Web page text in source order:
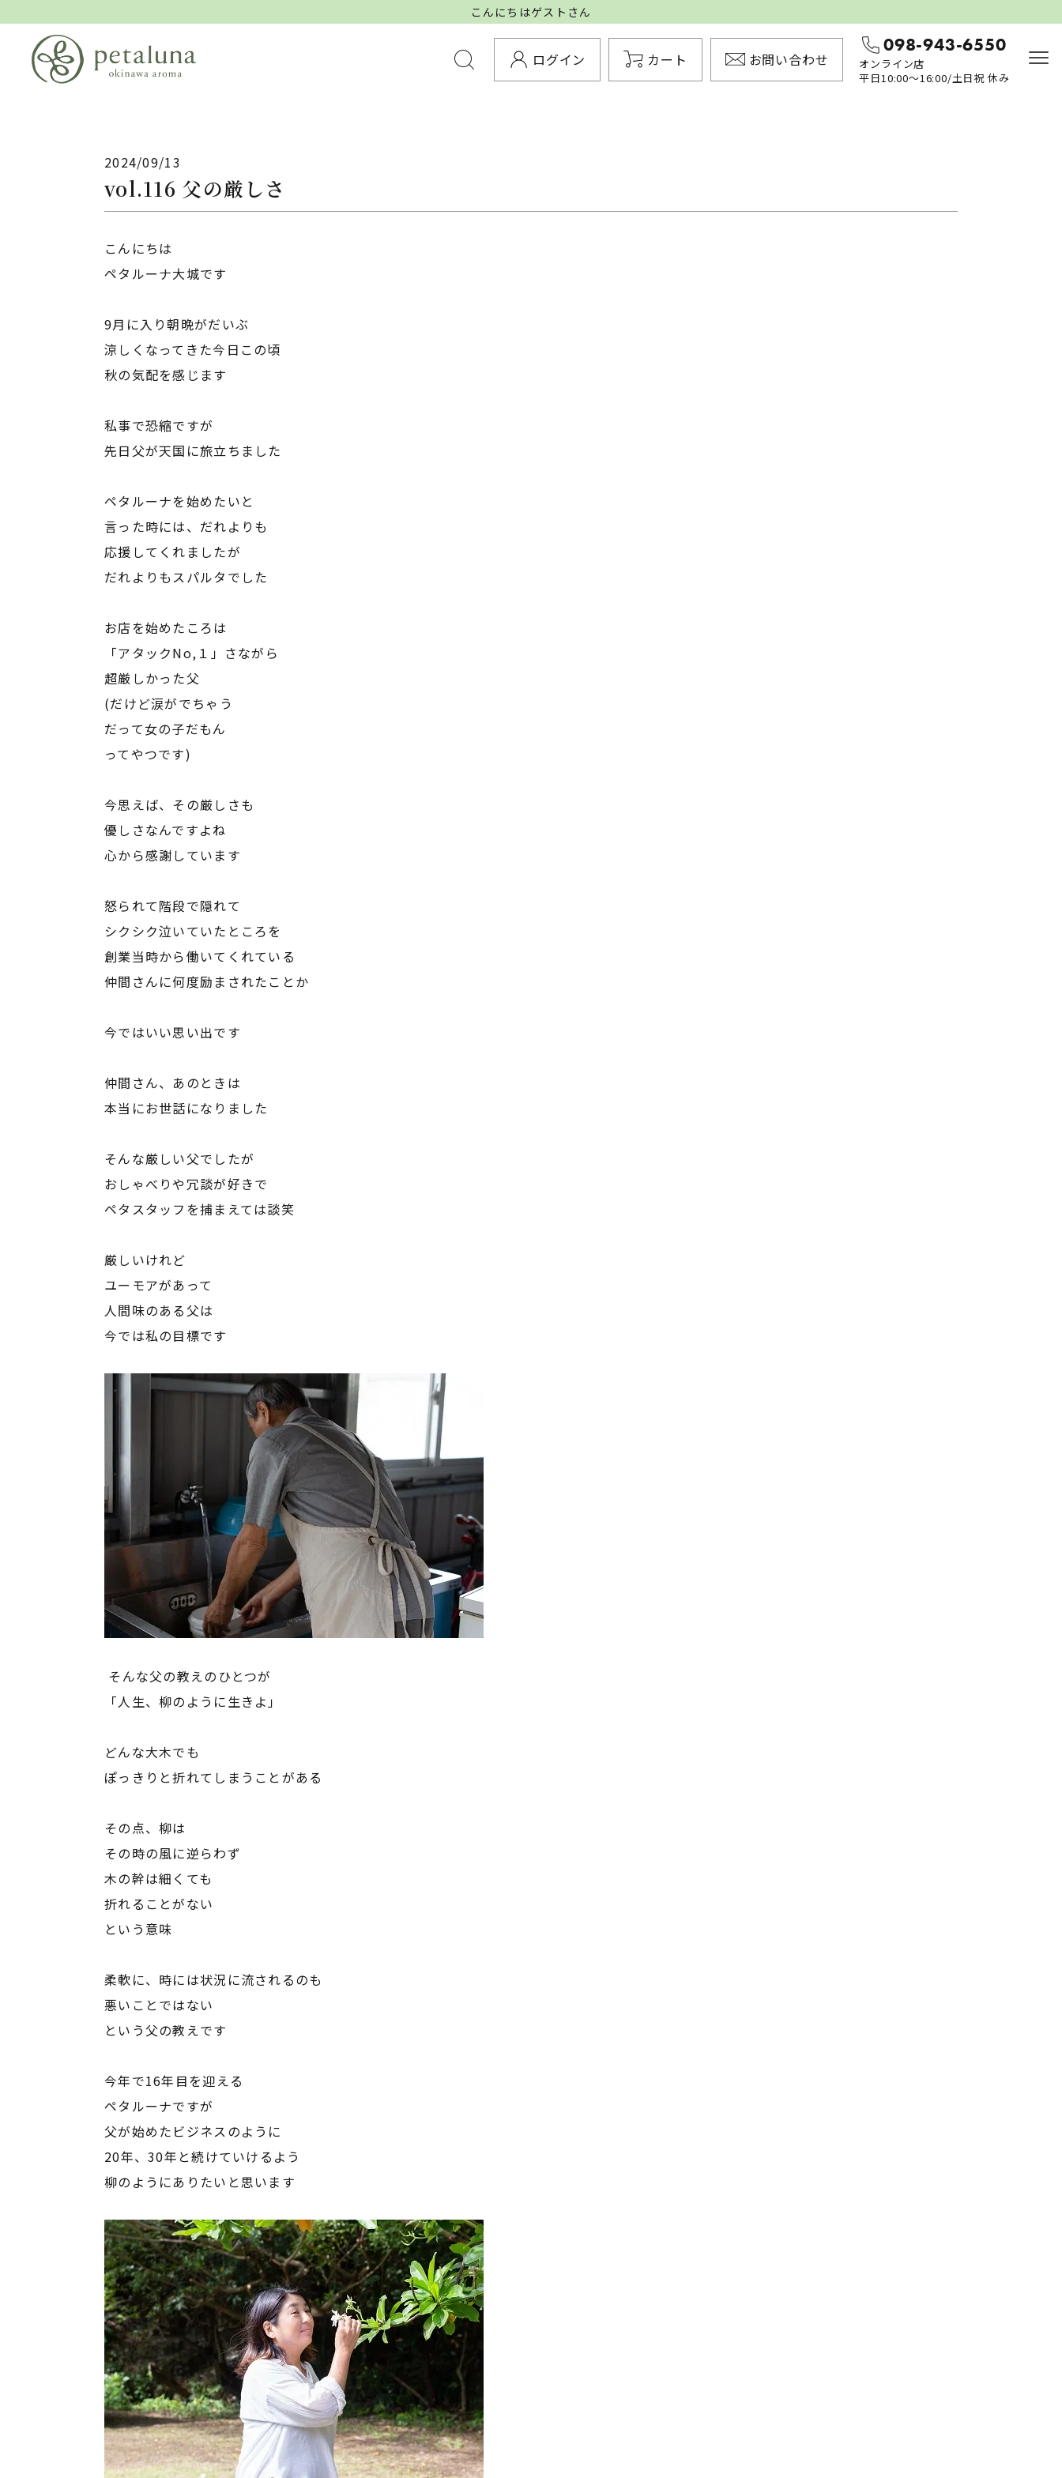
こんにちはゲストさん
ログイン カート お問い合わせ
098-943-6550
オンライン店
平日10:00〜16:00/土日祝 休み
2024/09/13
vol.116 父の厳しさ
こんにちは
ペタルーナ大城です
9月に入り朝晩がだいぶ
涼しくなってきた今日この頃
秋の気配を感じます
私事で恐縮ですが
先日父が天国に旅立ちました
ペタルーナを始めたいと
言った時には、だれよりも
応援してくれましたが
だれよりもスパルタでした
お店を始めたころは
「アタックNo,１」さながら
超厳しかった父
(だけど涙がでちゃう
だって女の子だもん
ってやつです)
今思えば、その厳しさも
優しさなんですよね
心から感謝しています
怒られて階段で隠れて
シクシク泣いていたところを
創業当時から働いてくれている
仲間さんに何度励まされたことか
今ではいい思い出です
仲間さん、あのときは
本当にお世話になりました
そんな厳しい父でしたが
おしゃべりや冗談が好きで
ペタスタッフを捕まえては談笑
厳しいけれど
ユーモアがあって
人間味のある父は
今では私の目標です
そんな父の教えのひとつが
「人生、柳のように生きよ」
どんな大木でも
ぽっきりと折れてしまうことがある
その点、柳は
その時の風に逆らわず
木の幹は細くても
折れることがない
という意味
柔軟に、時には状況に流されるのも
悪いことではない
という父の教えです
今年で16年目を迎える
ペタルーナですが
父が始めたビジネスのように
20年、30年と続けていけるよう
柳のようにありたいと思います